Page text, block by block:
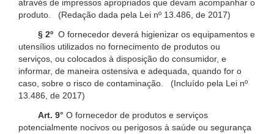
através de impressos apropriados que devam acompanhar o
produto. (Redação dada pela Lei nº 13.486, de 2017)
§ 2º O fornecedor deverá higienizar os equipamentos e
utensílios utilizados no fornecimento de produtos ou
serviços, ou colocados à disposição do consumidor, e
informar, de maneira ostensiva e adequada, quando for o
caso, sobre o risco de contaminação. (Incluído pela Lei nº
13.486, de 2017)
Art. 9° O fornecedor de produtos e serviços
potencialmente nocivos ou perigosos à saúde ou segurança